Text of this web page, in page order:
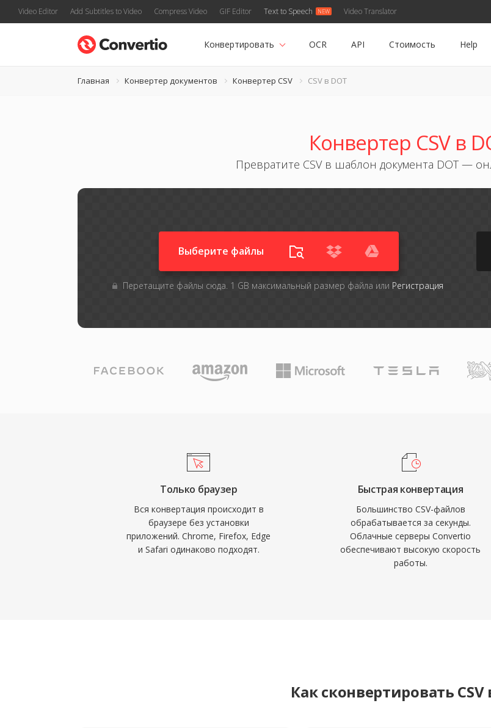
Video Editor Add Subtitles to Video Compress Video GIF Editor Text to Speech Video Translator
Конвертировать OCR API Стоимость Help
Главная Конвертер документов Конвертер CSV CSV в DOT
Конвертер CSV в
Превратите CSV в шаблон документа DOT —
Выберите файлы
Перетащите файлы сюда. 1 GB максимальный размер файла или Регистрация
Только браузер
Вся конвертация происходит в
браузере без установки
приложений. Chrome, Firefox, Edge
и Safari одинаково подходят.
Быстрая конвертация
Большинство CSV-файлов
обрабатывается за секунды.
Облачные серверы Convertio
обеспечивают высокую скорость
работы.
Как сконвертировать CSV